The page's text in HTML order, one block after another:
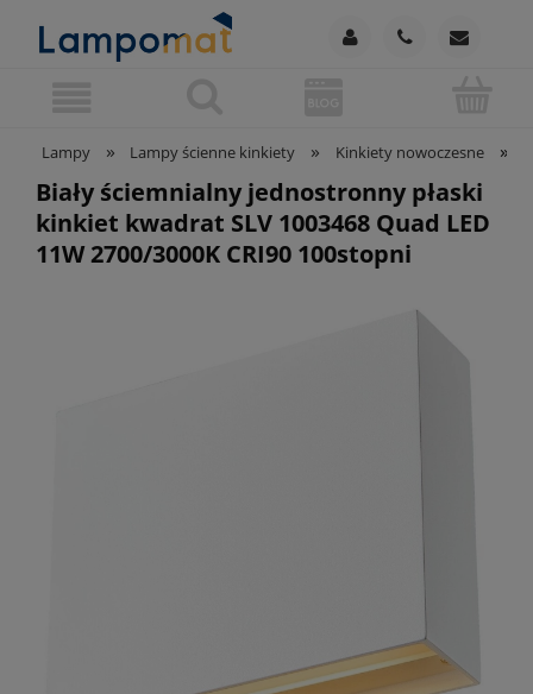
Lampy » Lampy ścienne kinkiety » Kinkiety nowoczesne »
Biały ściemnialny jednostronny płaski
kinkiet kwadrat SLV 1003468 Quad LED
11W 2700/3000K CRI90 100stopni